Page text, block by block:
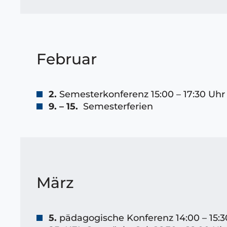
Februar
2. Semesterkonferenz 15:00 – 17:30 Uhr
9. – 15. Semesterferien
März
5. pädagogische Konferenz 14:00 –